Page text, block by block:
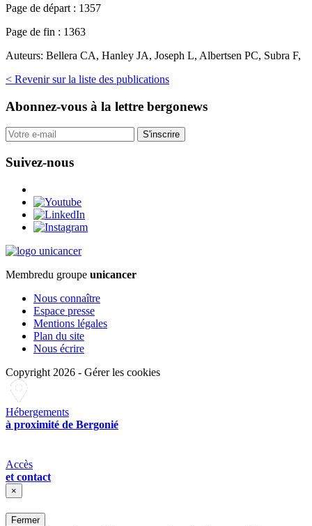
Page de départ : 1357
Page de fin : 1363
Auteurs: Bellera CA, Hanley JA, Joseph L, Albertsen PC, Subra F,
< Revenir sur la liste des publications
Abonnez-vous à la lettre bergonews
S'inscrire
Suivez-nous
Membredu groupe unicancer
Nous connaître
Espace presse
Mentions légales
Plan du site
Nous écrire
Copyright 2026 - Gérer les cookies
Hébergements
à proximité de Bergonié
Accès
et contact
×
Fermer